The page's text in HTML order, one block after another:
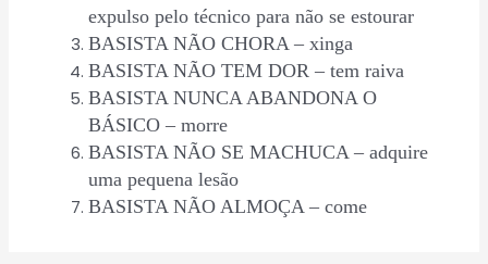
expulso pelo técnico para não se estourar
BASISTA NÃO CHORA – xinga
BASISTA NÃO TEM DOR – tem raiva
BASISTA NUNCA ABANDONA O
BÁSICO – morre
BASISTA NÃO SE MACHUCA – adquire
uma pequena lesão
BASISTA NÃO ALMOÇA – come